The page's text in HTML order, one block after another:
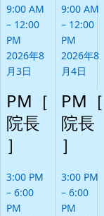
9:00 AM
– 12:00
PM
2026年8
月3日
PM［
院長
］
3:00 PM
– 6:00
PM
9:00 AM
– 12:00
PM
2026年8
月4日
PM［
院長
］
3:00 PM
– 6:00
PM